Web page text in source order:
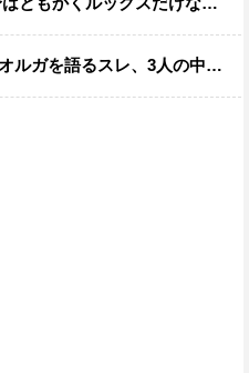
、3人の中でも強化は一番されてない方